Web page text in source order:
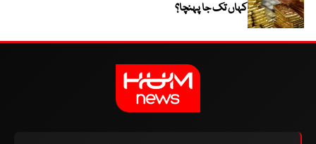
کہاں تک جا پہنچا؟